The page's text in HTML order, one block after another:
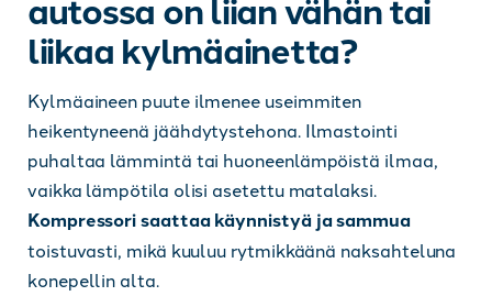
liikaa kylmäainetta?
Kylmäaineen puute ilmenee useimmiten
heikentyneenä jäähdytystehona. Ilmastointi
puhaltaa lämmintä tai huoneenlämpöistä ilmaa,
vaikka lämpötila olisi asetettu matalaksi.
Kompressori saattaa käynnistyä ja sammua
toistuvasti, mikä kuuluu rytmikkäänä naksahteluna
konepellin alta.